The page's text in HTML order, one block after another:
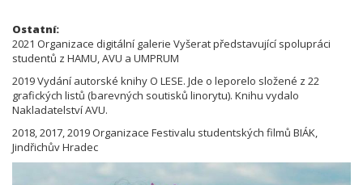
Ostatní:
2021 Organizace digitální galerie Vyšerat představující spolupráci
studentů z HAMU, AVU a UMPRUM
2019 Vydání autorské knihy O LESE. Jde o leporelo složené z 22
grafických listů (barevných soutisků linorytu). Knihu vydalo
Nakladatelství AVU.
2018, 2017, 2019 Organizace Festivalu studentských filmů BIÁK,
Jindřichův Hradec